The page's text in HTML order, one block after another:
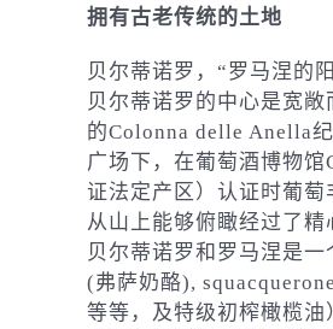
拥有古老传统的土地
贝尔蒂诺罗，“罗马涅的
贝尔蒂诺罗的中心是宽
的Colonna delle Anella纪
广场下，在葡萄酒博物
证法定产区）认证时葡萄
从山上能够俯瞰经过了
贝尔蒂诺罗和罗马涅是
(弗萨奶酪),
等等，及特级初榨橄榄油